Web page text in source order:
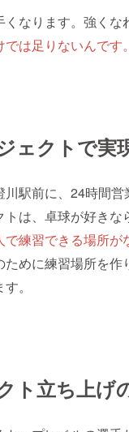
なります。強くな
は足りないんです。
ェクトで実
駅前に、24時間営
トは、卓球が好きな
練習できる場所が
ために練習場所を
。
ト立ち上げ